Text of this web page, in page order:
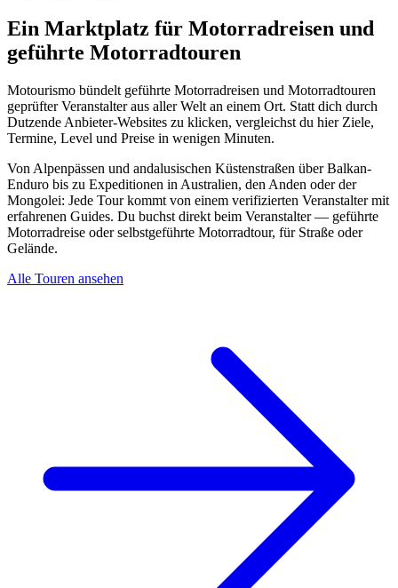
Ein Marktplatz für Motorradreisen und
geführte Motorradtouren
Motourismo bündelt geführte Motorradreisen und Motorradtouren
geprüfter Veranstalter aus aller Welt an einem Ort. Statt dich durch
Dutzende Anbieter-Websites zu klicken, vergleichst du hier Ziele,
Termine, Level und Preise in wenigen Minuten.
Von Alpenpässen und andalusischen Küstenstraßen über Balkan-
Enduro bis zu Expeditionen in Australien, den Anden oder der
Mongolei: Jede Tour kommt von einem verifizierten Veranstalter mit
erfahrenen Guides. Du buchst direkt beim Veranstalter — geführte
Motorradreise oder selbstgeführte Motorradtour, für Straße oder
Gelände.
Alle Touren ansehen